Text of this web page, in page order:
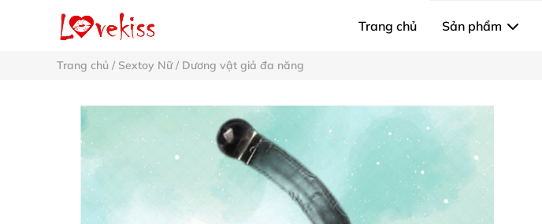
Trang chủ Sản phẩm
Trang chủ / Sextoy Nữ/ Dương vật giả đa năng